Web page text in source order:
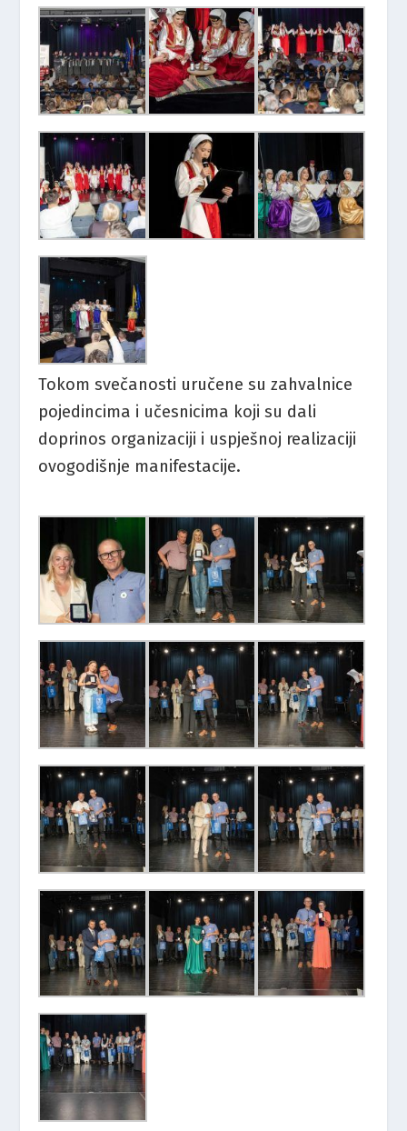
Tokom svečanosti uručene su zahvalnice
pojedincima i učesnicima koji su dali
doprinos organizaciji i uspješnoj realizaciji
ovogodišnje manifestacije.